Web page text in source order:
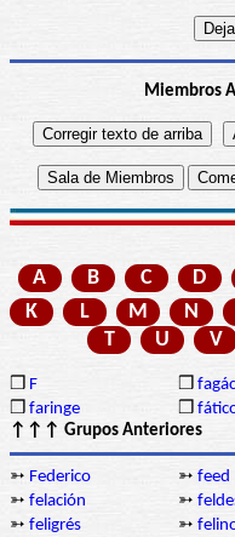
Miembros
A B C D
K
L M N
T
U V
❒ F ❒
❒ faringe ❒
↑↑↑ Grupos Anteriores
➳ Federico ➳ feed
➳ felación ➳
➳ feligrés ➳